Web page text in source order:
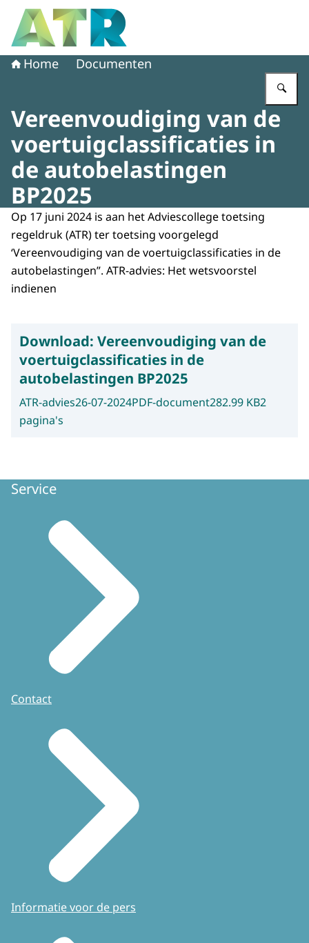
Naar de homepage van Adviescollege toetsing regeldruk
Home Documenten
Vereenvoudiging van de
voertuigclassificaties in
de autobelastingen
BP2025
Op 17 juni 2024 is aan het Adviescollege toetsing
regeldruk (ATR) ter toetsing voorgelegd
‘Vereenvoudiging van de voertuigclassificaties in de
autobelastingen”. ATR-advies: Het wetsvoorstel
indienen
Download: Vereenvoudiging van de
voertuigclassificaties in de
autobelastingen BP2025
ATR-advies26-07-2024PDF-document282.99 KB2
pagina's
Service
Contact
Informatie voor de pers